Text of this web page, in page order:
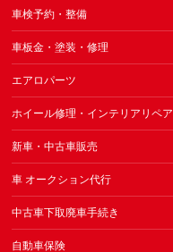
車検予約・整備
車板金・塗装・修理
エアロパーツ
ホイール修理・インテリアリペア
新車・中古車販売
車 オークション代行
中古車下取廃車手続き
自動車保険